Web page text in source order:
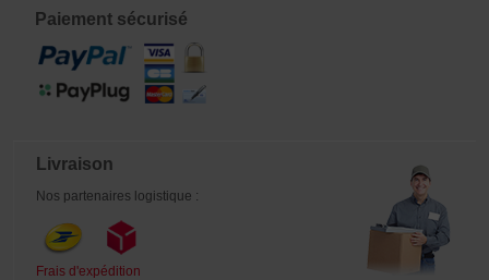
Paiement sécurisé
Livraison
Nos partenaires logistique :
Frais d'expédition